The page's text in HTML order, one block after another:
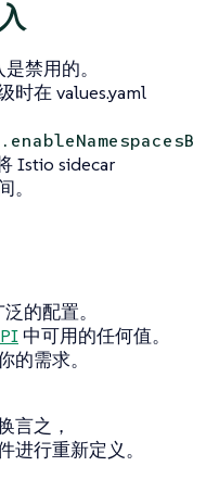
禁用的。
时在 values.yaml
Istio sidecar
的配置。
中可用的任何值。
的需求。
言之，
进行重新定义。